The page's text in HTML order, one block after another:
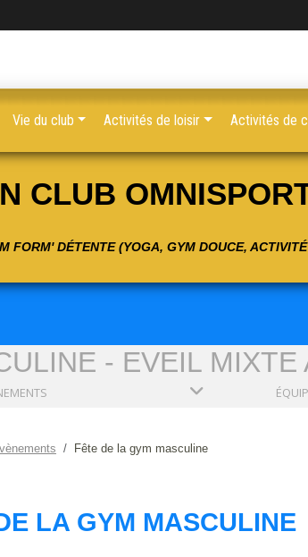
CLUB
DÉTENTE (YOGA, GYM DOUCE,
- EVEIL MIXTE
Fête de la gym masculine
LA GYM MASCULINE
Vie du club Activités de loisir Activités de